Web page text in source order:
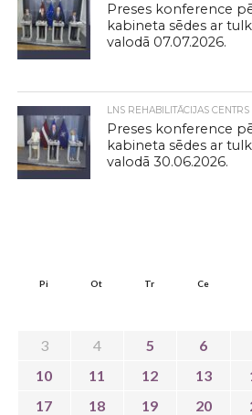
Preses konference
kabineta sēdes ar
valodā 07.07.2026.
LNS REHABILITĀCIJAS CENTRS
Preses konference
kabineta sēdes ar
valodā 30.06.2026.
Pi Ot Tr Ce
3
4 5 6
10
11 12 13
17
18 19 20